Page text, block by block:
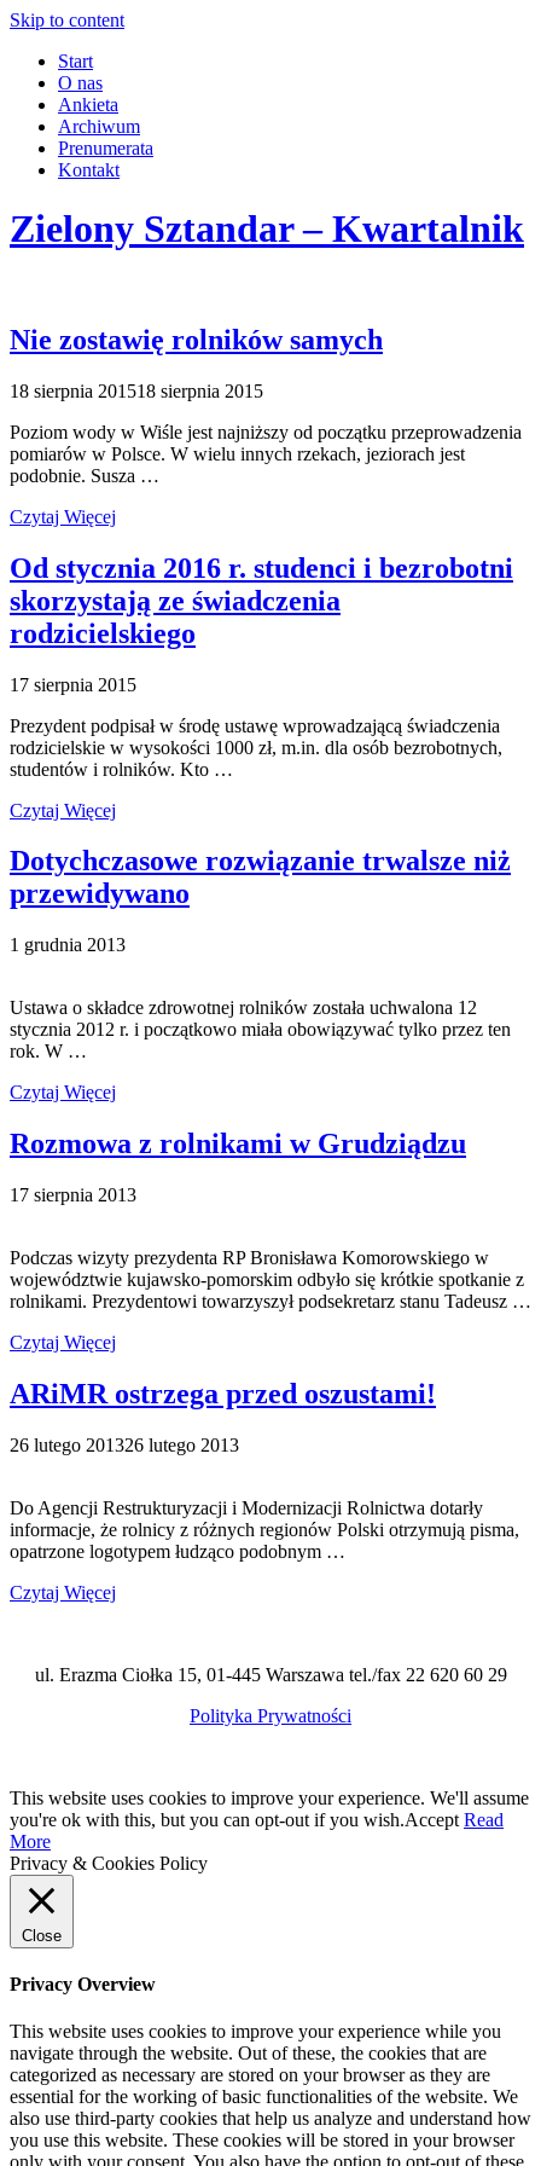
Skip to content
Start
O nas
Ankieta
Archiwum
Prenumerata
Kontakt
Zielony Sztandar – Kwartalnik
Nie zostawię rolników samych
18 sierpnia 201518 sierpnia 2015
Poziom wody w Wiśle jest najniższy od początku przeprowadzenia
pomiarów w Polsce. W wielu innych rzekach, jeziorach jest
podobnie. Susza …
Czytaj Więcej
Od stycznia 2016 r. studenci i bezrobotni
skorzystają ze świadczenia
rodzicielskiego
17 sierpnia 2015
Prezydent podpisał w środę ustawę wprowadzającą świadczenia
rodzicielskie w wysokości 1000 zł, m.in. dla osób bezrobotnych,
studentów i rolników. Kto …
Czytaj Więcej
Dotychczasowe rozwiązanie trwalsze niż
przewidywano
1 grudnia 2013
Ustawa o składce zdrowotnej rolników została uchwalona 12
stycznia 2012 r. i początkowo miała obowiązywać tylko przez ten
rok. W …
Czytaj Więcej
Rozmowa z rolnikami w Grudziądzu
17 sierpnia 2013
Podczas wizyty prezydenta RP Bronisława Komorowskiego w
województwie kujawsko-pomorskim odbyło się krótkie spotkanie z
rolnikami. Prezydentowi towarzyszył podsekretarz stanu Tadeusz …
Czytaj Więcej
ARiMR ostrzega przed oszustami!
26 lutego 201326 lutego 2013
Do Agencji Restrukturyzacji i Modernizacji Rolnictwa dotarły
informacje, że rolnicy z różnych regionów Polski otrzymują pisma,
opatrzone logotypem łudząco podobnym …
Czytaj Więcej
ul. Erazma Ciołka 15, 01-445 Warszawa tel./fax 22 620 60 29
Polityka Prywatności
This website uses cookies to improve your experience. We'll assume
you're ok with this, but you can opt-out if you wish.Accept Read
More
Privacy & Cookies Policy
Close
Privacy Overview
This website uses cookies to improve your experience while you
navigate through the website. Out of these, the cookies that are
categorized as necessary are stored on your browser as they are
essential for the working of basic functionalities of the website. We
also use third-party cookies that help us analyze and understand how
you use this website. These cookies will be stored in your browser